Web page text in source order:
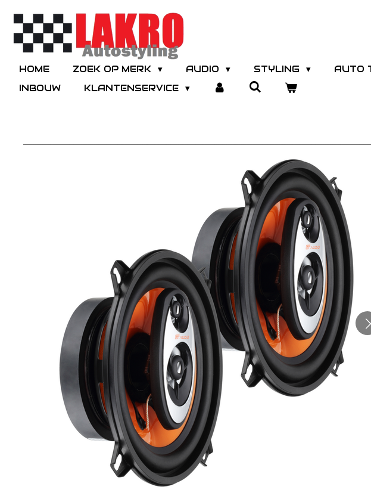
Ga
direct
hoofdinhoud
HOME ZOEK OP MERK AUDIO STYLING AUTO
INBOUW
KLANTENSERVICE